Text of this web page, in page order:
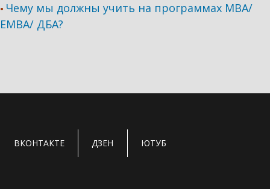
• Чему мы должны учить на программах МВА/
ЕМВА/ ДБА?
ВКОНТАКТЕ ДЗЕН ЮТУБ